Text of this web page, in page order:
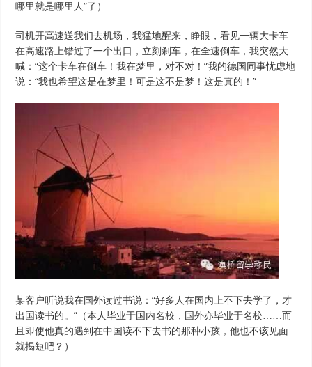
哪里就是哪里人”了）
司机开高速送我们去机场，我猛地醒来，睁眼，看见一辆大卡车
在高速路上错过了一个出口，立刻刹车，在全速倒车，我突然大
喊：“这个卡车在倒车！我在梦里，对不对！”我的德国同事忧虑地
说：“我也希望这是在梦里！可是这不是梦！这是真的！”
某客户听说我在国外读过书说：“好多人在国内上不下去学了，才
出国读书的。”（本人毕业于国内名校，国外亦毕业于名校……而
且即使他真的遇到在中国读不下去书的那种小孩，他也不该见面
就揭短吧？）